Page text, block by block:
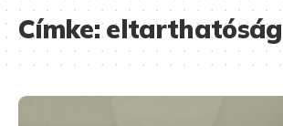
Címke:eltarthatóság